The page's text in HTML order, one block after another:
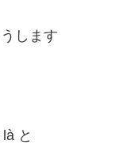
します
と